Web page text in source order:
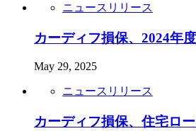
ニュースリリース
カーディフ損保、2024年
May 29, 2025
ニュースリリース
カーディフ損保、住宅ロ